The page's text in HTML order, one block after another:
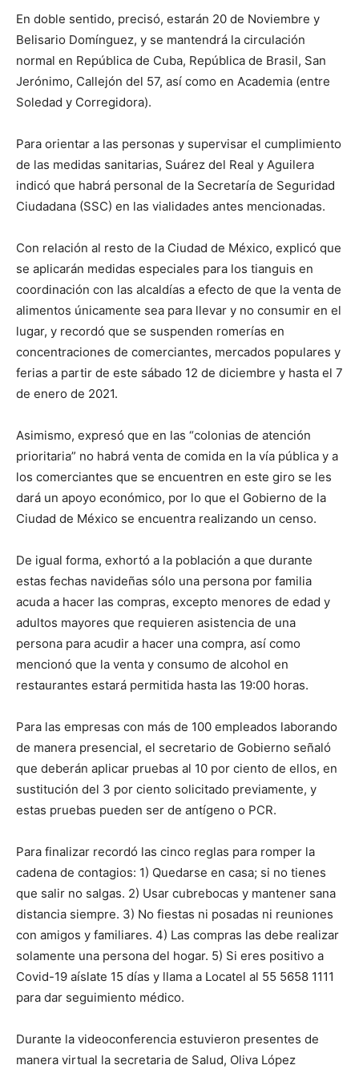
En doble sentido, precisó, estarán 20 de Noviembre y
Belisario Domínguez, y se mantendrá la circulación
normal en República de Cuba, República de Brasil, San
Jerónimo, Callejón del 57, así como en Academia (entre
Soledad y Corregidora).
Para orientar a las personas y supervisar el cumplimiento
de las medidas sanitarias, Suárez del Real y Aguilera
indicó que habrá personal de la Secretaría de Seguridad
Ciudadana (SSC) en las vialidades antes mencionadas.
Con relación al resto de la Ciudad de México, explicó que
se aplicarán medidas especiales para los tianguis en
coordinación con las alcaldías a efecto de que la venta de
alimentos únicamente sea para llevar y no consumir en el
lugar, y recordó que se suspenden romerías en
concentraciones de comerciantes, mercados populares y
ferias a partir de este sábado 12 de diciembre y hasta el 7
de enero de 2021.
Asimismo, expresó que en las “colonias de atención
prioritaria” no habrá venta de comida en la vía pública y a
los comerciantes que se encuentren en este giro se les
dará un apoyo económico, por lo que el Gobierno de la
Ciudad de México se encuentra realizando un censo.
De igual forma, exhortó a la población a que durante
estas fechas navideñas sólo una persona por familia
acuda a hacer las compras, excepto menores de edad y
adultos mayores que requieren asistencia de una
persona para acudir a hacer una compra, así como
mencionó que la venta y consumo de alcohol en
restaurantes estará permitida hasta las 19:00 horas.
Para las empresas con más de 100 empleados laborando
de manera presencial, el secretario de Gobierno señaló
que deberán aplicar pruebas al 10 por ciento de ellos, en
sustitución del 3 por ciento solicitado previamente, y
estas pruebas pueden ser de antígeno o PCR.
Para finalizar recordó las cinco reglas para romper la
cadena de contagios: 1) Quedarse en casa; si no tienes
que salir no salgas. 2) Usar cubrebocas y mantener sana
distancia siempre. 3) No fiestas ni posadas ni reuniones
con amigos y familiares. 4) Las compras las debe realizar
solamente una persona del hogar. 5) Si eres positivo a
Covid-19 aíslate 15 días y llama a Locatel al 55 5658 1111
para dar seguimiento médico.
Durante la videoconferencia estuvieron presentes de
manera virtual la secretaria de Salud, Oliva López